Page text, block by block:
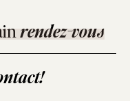
rendez-vous